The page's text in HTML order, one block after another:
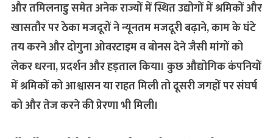
और तमिलनाडु समेत अनेक राज्यों में स्थित उद्योगों में श्रमिकों और
खासतौर पर ठेका मजदूरों ने न्यूनतम मजदूरी बढ़ाने, काम के घंटे
तय करने और दोगुना ओवरटाइम व बोनस देने जैसी मांगों को
लेकर धरना, प्रदर्शन और हड़ताल किया। कुछ औद्योगिक कंपनियों
में श्रमिकों को आश्वासन या राहत मिली तो दूसरी जगहों पर संघर्ष
को और तेज करने की प्रेरणा भी मिली।